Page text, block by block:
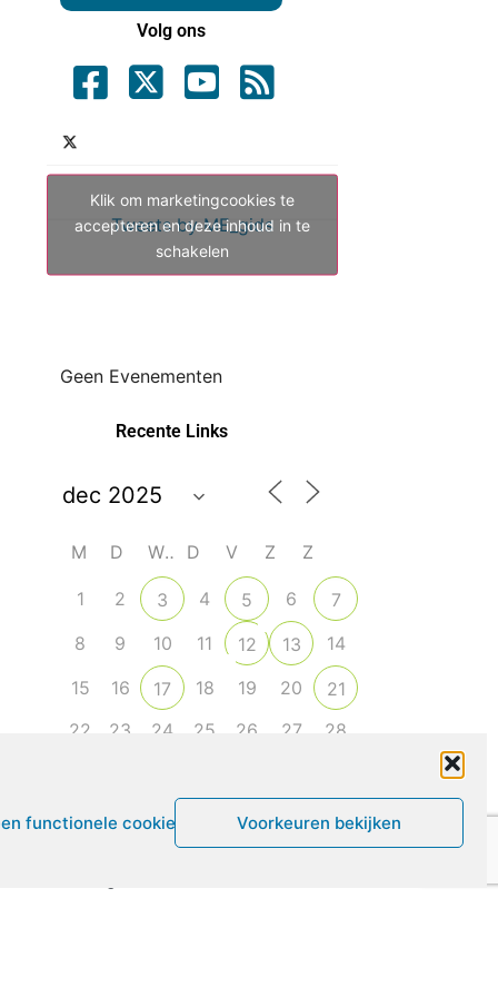
functionele cookies Voorkeuren bekijken
Volg ons
Tweets by ME_gids
Klik om marketingcookies te
accepteren en deze inhoud in te
schakelen
Geen Evenementen
Recente Links
M D W D V Z Z
1 2 3 4 5 6
7
8
9 10 11 12 13
14
15
16 17 18 19 20
21
22
23 24 25 26 27
28
Leven met ME/CVS en POTS